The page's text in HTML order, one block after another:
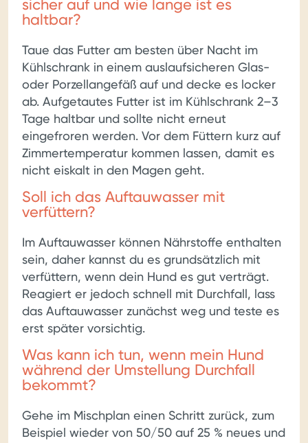
sicher auf und wie lange ist es
haltbar?
Taue das Futter am besten über Nacht im
Kühlschrank in einem auslaufsicheren Glas-
oder Porzellangefäß auf und decke es locker
ab. Aufgetautes Futter ist im Kühlschrank 2–3
Tage haltbar und sollte nicht erneut
eingefroren werden. Vor dem Füttern kurz auf
Zimmertemperatur kommen lassen, damit es
nicht eiskalt in den Magen geht.
Soll ich das Auftauwasser mit
verfüttern?
Im Auftauwasser können Nährstoffe enthalten
sein, daher kannst du es grundsätzlich mit
verfüttern, wenn dein Hund es gut verträgt.
Reagiert er jedoch schnell mit Durchfall, lass
das Auftauwasser zunächst weg und teste es
erst später vorsichtig.
Was kann ich tun, wenn mein Hund
während der Umstellung Durchfall
bekommt?
Gehe im Mischplan einen Schritt zurück, zum
Beispiel wieder von 50/50 auf 25 % neues und